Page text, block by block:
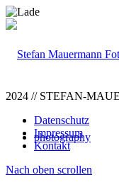
photography
2024 // STEFAN-
Datenschutz
Impressum
Kontakt
Nach oben scrollen